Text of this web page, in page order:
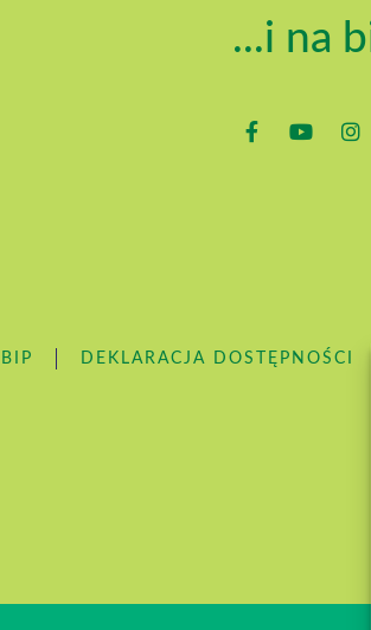
...i na
BIP DEKLARACJA DOSTĘPNOŚCI